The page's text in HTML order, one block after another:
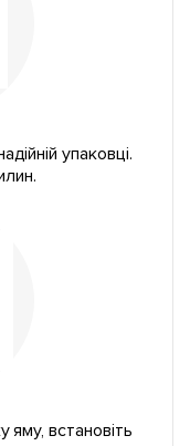
упаковці.
яму, встановіть